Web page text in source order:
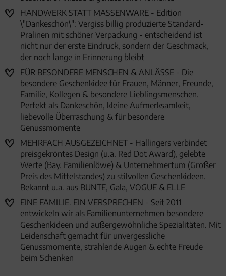
HANDWERK STATT MASSENWARE - Edition
\"Dankeschön\": Vergiss billig produzierte Standard-
Pralinen mit schöner Verpackung - entscheidend ist
nicht nur der erste Eindruck, sondern der Geschmack,
der noch lange in Erinnerung bleibt
FÜR BESONDERE MENSCHEN & ANLÄSSE - Die
besondere Geschenkidee für Frauen, Männer, Freunde,
Familie, Kollegen & besondere Lieblingsmenschen.
Perfekt als Dankeschön, kleine Aufmerksamkeit,
liebevolle Überraschung & für besondere
Genussmomente
MEHRFACH AUSGEZEICHNET - Hallingers verbindet
preisgekröntes Design (u.a. Red Dot Award), gelebte
Werte (Bay. Familienlöwe) & Unternehmertum (Großer
Preis des Mittelstandes) zu stilvollen Geschenkideen.
Bekannt u.a. aus BUNTE, Gala, VOGUE & ELLE
EINE FAMILIE. EIN VERSPRECHEN - Seit 2011
entwickeln wir als Familienunternehmen besondere
Geschenkideen und außergewöhnliche Spezialitäten. Mit
Leidenschaft gemacht für unvergessliche
Genussmomente, strahlende Augen & echte Freude
beim Schenken